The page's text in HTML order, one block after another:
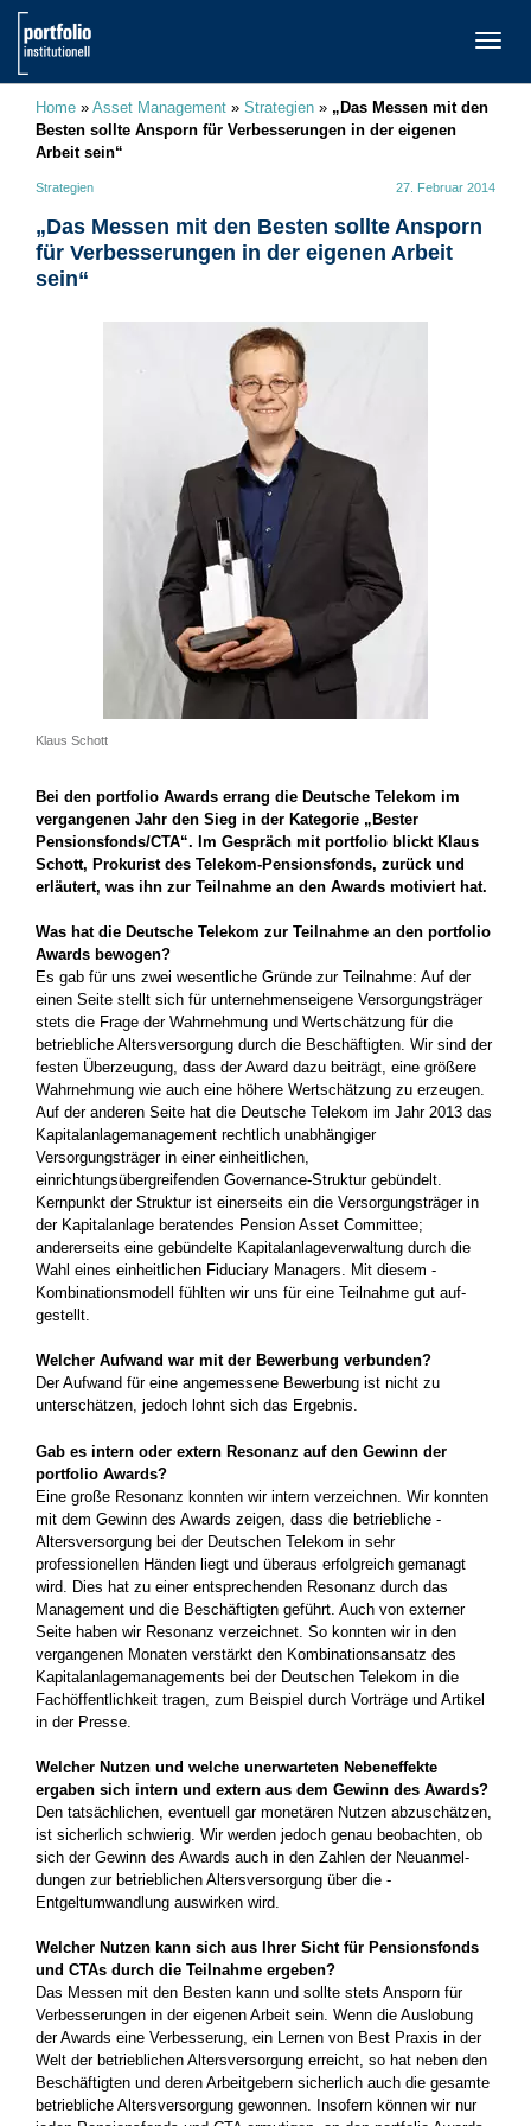
Home » Asset Management » Strategien » „Das Messen mit den
Besten sollte Ansporn für Verbesserungen in der eigenen
Arbeit sein“
Strategien 27. Februar 2014
„Das Messen mit den Besten sollte Ansporn
für Verbesserungen in der eigenen Arbeit
sein“
Klaus Schott
Bei den portfolio Awards errang die Deutsche Telekom im
vergangenen Jahr den Sieg in der Kategorie „Bester
Pensionsfonds/CTA“. Im Gespräch mit portfolio blickt Klaus
Schott, Prokurist des Telekom-Pensions­fonds, zurück und
erläutert, was ihn zur Teilnahme an den Awards motiviert hat.
Was hat die Deutsche Telekom zur Teilnahme an den portfolio
Awards bewogen?
Es gab für uns zwei wesentliche Gründe zur Teilnahme: Auf der
einen Seite stellt sich für unternehmenseigene Versorgungsträger
stets die Frage der Wahrnehmung und Wertschätzung für die
betriebliche Altersver­sorgung durch die Beschäftigten. Wir sind der
festen Überzeugung, dass der Award ­dazu beiträgt, eine größere
Wahrnehmung wie auch eine höhere Wertschätzung zu erzeugen.
Auf der anderen Seite hat die Deutsche Telekom im Jahr 2013 das
Kapitalanlage­management rechtlich unabhängiger
Versorgungsträger in einer einheitlichen,
einrichtungsübergreifenden Governance-Struktur gebündelt.
Kernpunkt der Struktur ist einerseits ein die Versorgungsträger in
der Kapitalanlage beratendes Pension Asset Committee;
andererseits eine gebündelte Kapitalanlageverwaltung durch die
Wahl eines einheit­lichen Fiduciary Managers. Mit diesem ­
Kombinationsmodell fühlten wir uns für eine Teilnahme gut auf­
gestellt.
Welcher Aufwand war mit der Bewerbung verbunden?
Der Aufwand für eine angemessene ­Bewerbung ist nicht zu
unterschätzen, jedoch lohnt sich das Ergebnis.
Gab es intern oder extern Resonanz auf den Gewinn der
portfolio Awards?
Eine große Resonanz konnten wir intern verzeichnen. Wir konnten
mit dem Gewinn des Awards zeigen, dass die betriebliche ­
Altersversorgung bei der Deutschen Telekom in sehr
professionellen Händen liegt und überaus erfolgreich gemanagt
wird. Dies hat zu einer entsprechenden Resonanz durch das
Management und die Beschäftigten geführt. Auch von externer
Seite haben wir ­Resonanz verzeichnet. So konnten wir in den
vergangenen Monaten verstärkt den Kombinationsansatz des
Kapitalanlagemanagements bei der ­Deutschen Telekom in die
Fachöffentlichkeit tragen, zum Beispiel durch Vorträge und ­Artikel
in der Presse.
Welcher Nutzen und welche unerwarteten ­Nebeneffekte
ergaben sich intern und extern aus dem Gewinn des Awards?
Den tatsächlichen, eventuell gar mone­tären Nutzen abzuschätzen,
ist sicherlich schwierig. Wir werden jedoch genau be­obachten, ob
sich der Gewinn des Awards auch in den Zahlen der Neuanmel­
dungen zur ­betrieblichen Altersversorgung über die ­
Entgeltumwandlung auswirken wird.
Welcher Nutzen kann sich aus Ihrer Sicht für Pensionsfonds
und CTAs durch die Teil­nahme ergeben?
Das Messen mit den Besten kann und sollte stets Ansporn für
Verbesserungen in der eigenen Arbeit sein. Wenn die Auslobung
der Awards eine Verbesserung, ein Lernen von Best Praxis in der
Welt der betrieblichen Altersversorgung erreicht, so hat neben den
Beschäftigten und deren Arbeitgebern sicherlich auch die gesamte
betriebliche Altersversorgung gewonnen. Insofern können wir nur